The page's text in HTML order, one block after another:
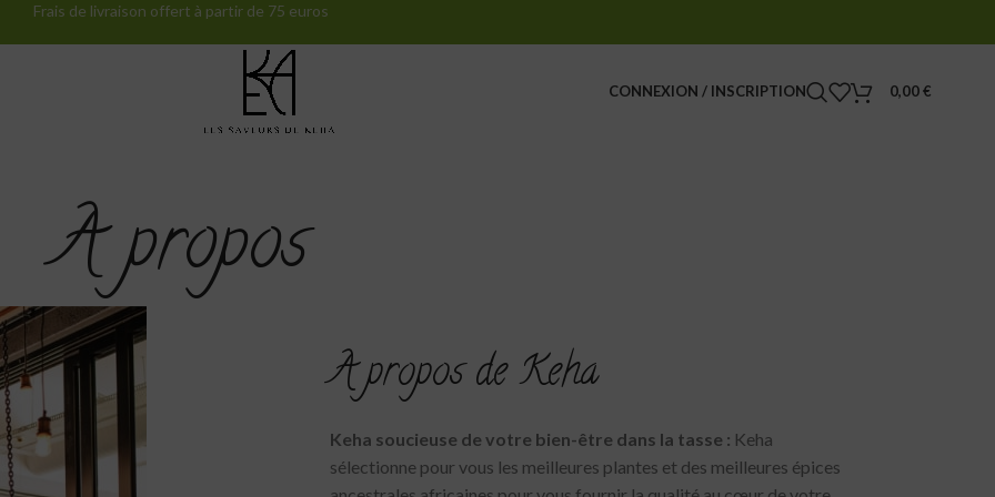
Frais de livraison offert à partir de 75 euros
CONNEXION / INSCRIPTION 0,00€
A propos
A propos de Keha
Keha soucieuse de votre bien-être dans la tasse : Keha
sélectionne pour vous les meilleures plantes et des meilleures épices